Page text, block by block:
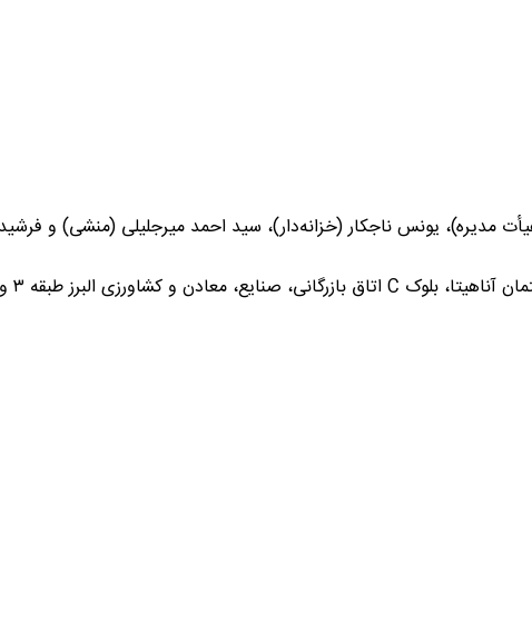
مدیره)، یونس ناجکار (خزانه‌دار)، سید احمد میرجلیلی (منشی) و